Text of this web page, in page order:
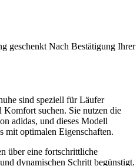
geschenkt Nach Bestätigung Ihrer
sind speziell für Läufer
suchen. Sie nutzen die
adidas, und dieses Modell
mit optimalen Eigenschaften.
über eine fortschrittliche
dynamischen Schritt begünstigt.